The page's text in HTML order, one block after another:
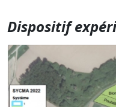
Dispositif